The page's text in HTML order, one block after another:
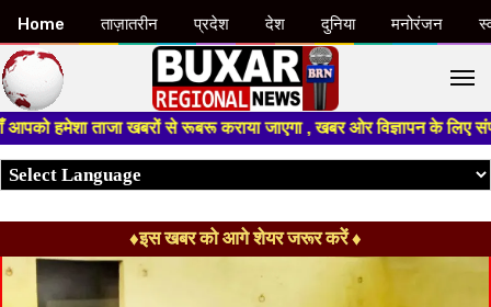
ताजा खबरों से रूबरू कराया जाएगा , खबर ओर विज्ञापन के लिए संपर्क
♦इस खबर को आगे शेयर जरूर करें ♦
Home ताज़ातरीन प्रदेश देश दुनिया मनोरंजन